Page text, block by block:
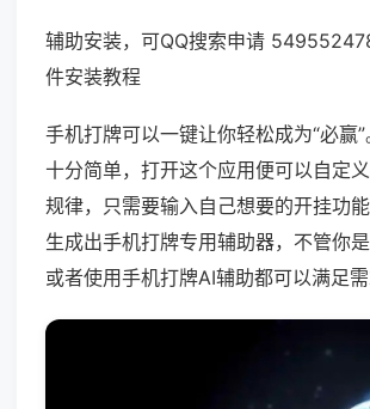
辅助安装，可QQ搜索申请
件安装教程
手机打牌可以一键让你轻松成为“必赢
十分简单，打开这个应用便可以自定
规律，只需要输入自己想要的开挂功
生成出手机打牌专用辅助器，不管你
或者使用手机打牌AI辅助都可以满足需